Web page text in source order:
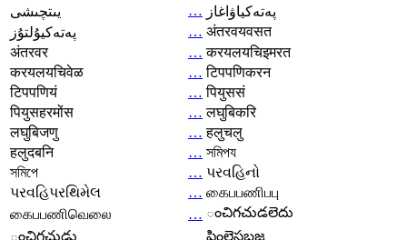
يىتچىشى
… پەتەكياۋاغاز
پەتەكيۇلتۇز
… अंतरवयवसत
अंतरवर
… करयलयचिइमरत
करयलयचिवेळ
… टिपपणिकरन
टिपपणियं
… पियुससं
पियुसहरमोंस
… लघुबिकरि
लघुबिजणु
… हलुचलु
हलुदबनि
… সমিপয
সমিপে
… પરવહિનો
પરવહિપરથિમેલ
… கைபபணிபபு
கைபபணிவெலை
… ంచిగచుడలెదు
ంచిగచుడు
పింలెసబజ